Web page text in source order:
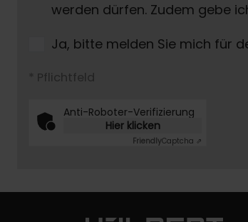
werden dürfen. Zudem gebe
Ja, bitte melden Sie mich für
* Pflichtfeld
Anti-Roboter-Verifizierung
Hier klicken
FriendlyCaptcha ⇗